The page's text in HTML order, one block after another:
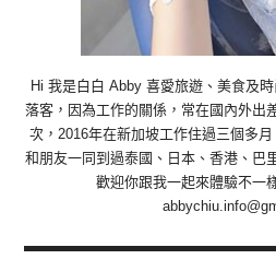
Hi 我是白白 Abby 喜愛旅遊、美食及
落客，因為工作的關係，常在國內外出
次，2016年在新加坡工作住過三個多
和朋友一同到過泰國、日本、香港、巴
歡迎你跟我一起來體驗不一